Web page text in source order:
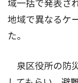
域一括で発表さ
地域で異なるケ
た。
泉区役所の防